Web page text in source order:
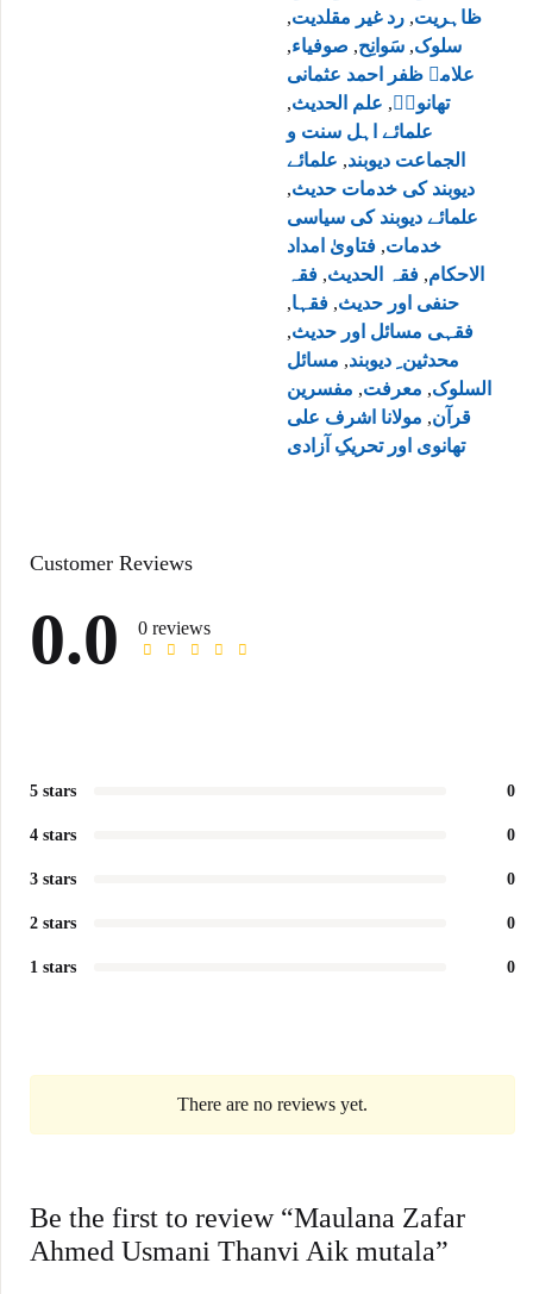
ظاہریت, رد غیر مقلدیت,
سلوک, سَوانِح, صوفیاء,
علامہ ظفر احمد عثمانی
تھانویؒ, علم الحدیث,
علمائے اہل سنت و
الجماعت دیوبند, علمائے
دیوبند کی خدمات حدیث,
علمائے دیوبند کی سیاسی
خدمات, فتاویٰ امداد
الاحکام, فقہ الحدیث, فقہ
حنفی اور حدیث, فقہا,
فقہی مسائل اور حدیث,
محدثین ِ دیوبند, مسائل
السلوک, معرفت, مفسرین
قرآن, مولانا اشرف علی
تھانوی اور تحریکِ آزادی
Customer Reviews
0.0 0 reviews
5 stars 0
4 stars 0
3 stars 0
2 stars 0
1 stars 0
There are no reviews yet.
Be the first to review “Maulana Zafar
Ahmed Usmani Thanvi Aik mutala”